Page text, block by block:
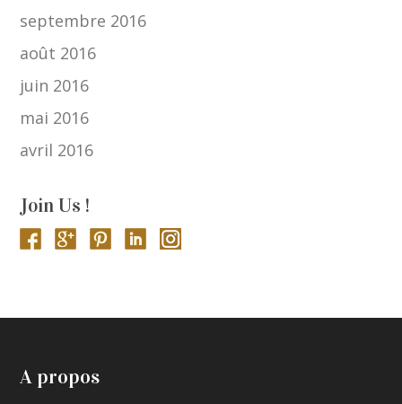
septembre 2016
août 2016
juin 2016
mai 2016
avril 2016
Join Us !
A propos